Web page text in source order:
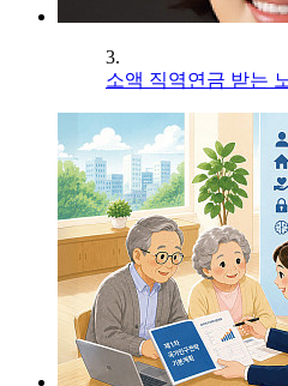
3.
소액 직역연금 받는